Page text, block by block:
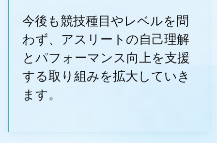
今後も競技種目やレベルを問
わず、アスリートの自己理解
とパフォーマンス向上を支援
する取り組みを拡大していき
ます。